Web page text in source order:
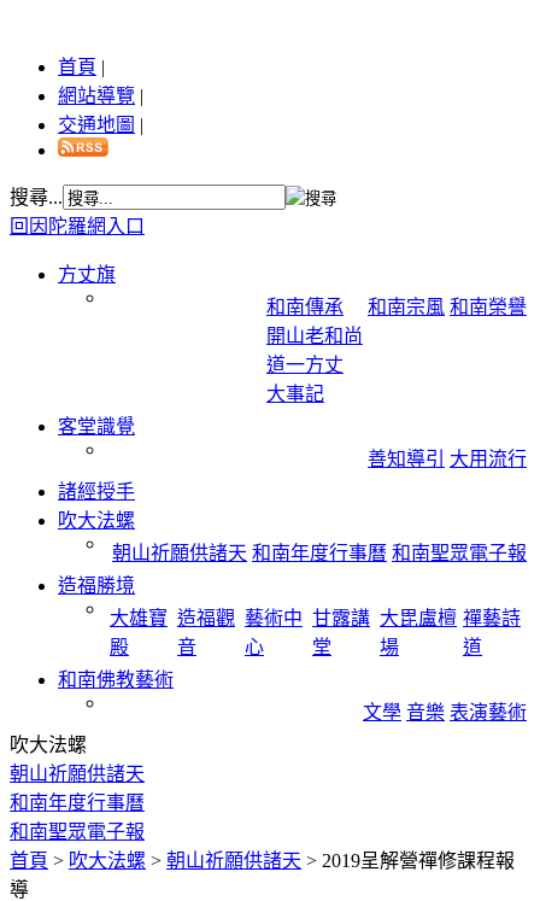
首頁 |
網站導覽 |
交通地圖 |
搜尋...
回因陀羅網入口
方丈旗
和南傳承
開山老和尚
道一方丈
大事記
和南宗風 和南榮譽
客堂識覺
善知導引
大用流行
諸經授手
吹大法螺
朝山祈願供諸天 和南年度行事曆 和南聖眾電子報
造福勝境
大雄寶
殿
造福觀
音
藝術中
心
甘露講
堂
大毘盧檀
場
禪藝詩
道
和南佛教藝術
文學 音樂 表演藝術
吹大法螺
朝山祈願供諸天
和南年度行事曆
和南聖眾電子報
首頁 > 吹大法螺 > 朝山祈願供諸天 > 2019呈解營禪修課程報
導